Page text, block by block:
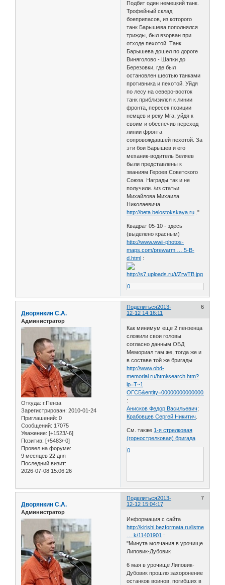
Подбит один немецкий танк.
Трофейный склад
боеприпасов, из которого
танк Барышева пополнялся
трижды, был взорван при
отходе пехотой. Танк
Барышева дошел по дороге
Виняголово - Шапки до
Березовки, где был
остановлен шестью танками
противника и пехотой. Уйдя
по лесу на северо-восток
танк приблизился к линии
фронта, пересек позиции
немцев и реку Мга, уйдя к
своим и обеспечив переход
линии фронта
сопровождавшей пехотой. За
эти бои Барышев и его
механик-водитель Беляев
были представлены к
званиям Героев Советского
Союза. Награды так и не
получили. /из статьи
Михайлова Михаила
Николаевича
http://beta.belostokskaya.ru ."
Квадрат 05-10 - здесь
(выделено красным)
http://www.wwii-photos-
maps.com/prewarm … 5-B-
d.html :
0
Поделиться 6
2013-
12-12 14:16:11
Дворянкин С.А.
Администратор
Откуда: г.Пенза
Зарегистрирован: 2010-01-24
Приглашений: 0
Сообщений: 17075
Уважение: [+1523/-6]
Позитив: [+5483/-0]
Провел на форуме:
9 месяцев 22 дня
Последний визит:
2026-07-08 15:06:26
Как минимум еще 2 пензенца
сложили свои головы
согласно данным ОБД
Мемориал там же, тогда же и
в составе той же бригады
http://www.obd-
memorial.ru/html/search.htm?
lp=T~1
:
Анисков Федор Васильевич;
Крабовцев Сергей Никитич
См. также 1-я стрелковая
(горнострелковая) бригада
0
Поделиться 7
2013-
12-12 15:04:17
Дворянкин С.А.
Администратор
Информация с сайта
http://kirishi.bezformata.ru/listnews/m
… k/11401901 :
"Минута молчания в урочище
Липовик-Дубовик
6 мая в урочище Липовик-
Дубовик прошло захоронение
останков воинов, погибших в